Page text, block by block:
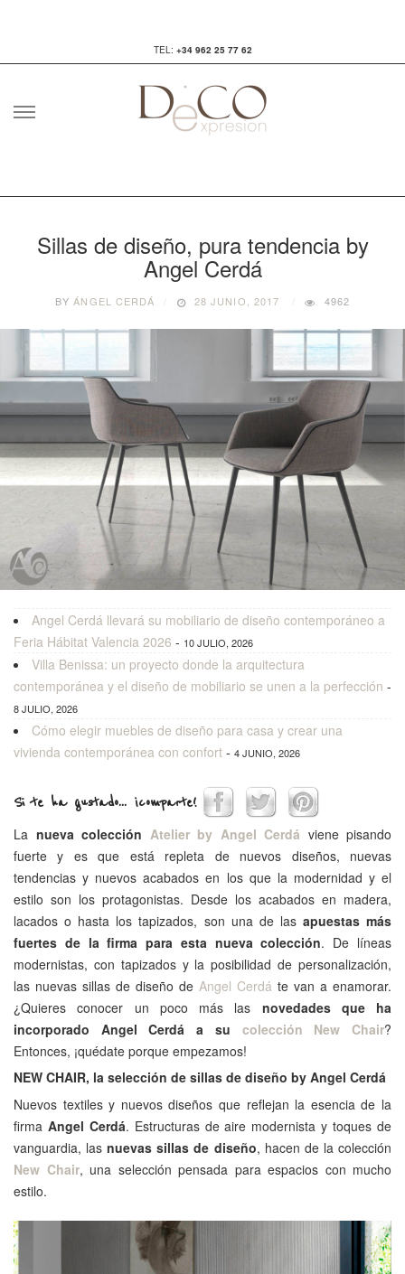
TEL: +34 962 25 77 62
Sillas de diseño, pura tendencia by
Angel Cerdá
BY ÁNGEL CERDÁ 28 JUNIO, 2017 4962
Angel Cerdá llevará su mobiliario de diseño contemporáneo a
Feria Hábitat Valencia 2026 - 10 JULIO, 2026
Villa Benissa: un proyecto donde la arquitectura
contemporánea y el diseño de mobiliario se unen a la perfección -
8 JULIO, 2026
Cómo elegir muebles de diseño para casa y crear una
vivienda contemporánea con confort - 4 JUNIO, 2026
Si te ha gustado... ¡comparte!
La nueva colección Atelier by Angel Cerdá viene pisando
fuerte y es que está repleta de nuevos diseños, nuevas
tendencias y nuevos acabados en los que la modernidad y el
estilo son los protagonistas. Desde los acabados en madera,
lacados o hasta los tapizados, son una de las apuestas más
fuertes de la firma para esta nueva colección. De líneas
modernistas, con tapizados y la posibilidad de personalización,
las nuevas sillas de diseño de Angel Cerdá te van a enamorar.
¿Quieres conocer un poco más las novedades que ha
incorporado Angel Cerdá a su colección New Chair?
Entonces, ¡quédate porque empezamos!
NEW CHAIR, la selección de sillas de diseño by Angel Cerdá
Nuevos textiles y nuevos diseños que reflejan la esencia de la
firma Angel Cerdá. Estructuras de aire modernista y toques de
vanguardia, las nuevas sillas de diseño, hacen de la colección
New Chair, una selección pensada para espacios con mucho
estilo.